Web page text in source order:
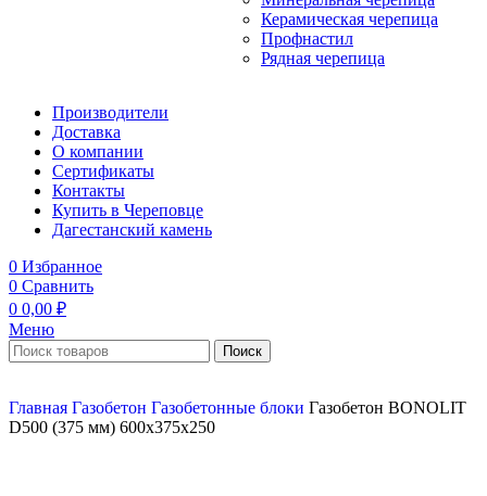
Керамическая черепица
Профнастил
Рядная черепица
Производители
Доставка
О компании
Сертификаты
Контакты
Купить в Череповце
Дагестанский камень
0 Избранное
0 Сравнить
0 0,00 ₽
Меню
Поиск
Главная Газобетон Газобетонные блоки Газобетон BONOLIT
D500 (375 мм) 600х375х250